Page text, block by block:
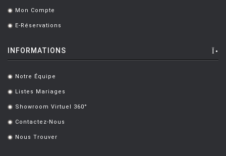
. Mon Compte
. E-Réservations
INFORMATIONS
. Notre Équipe
. Listes Mariages
. Showroom Virtuel 360°
. Contactez-Nous
. Nous Trouver